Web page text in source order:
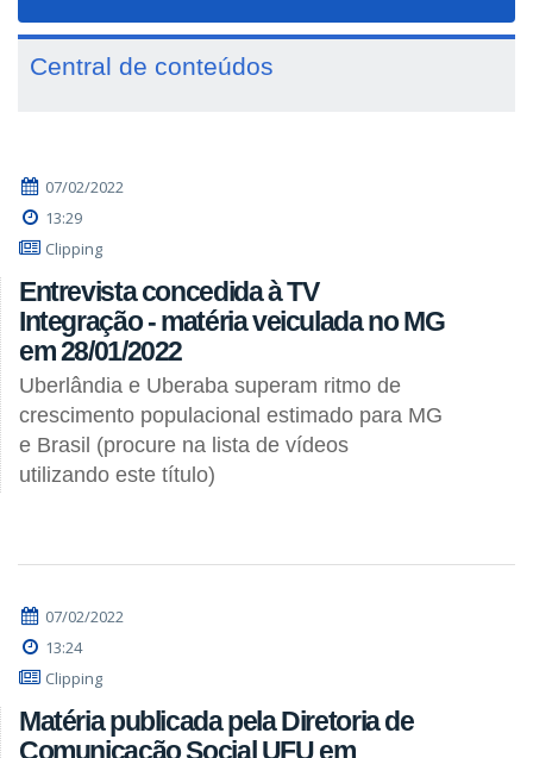
Central de conteúdos
07/02/2022
13:29
Clipping
Entrevista concedida à TV
Integração - matéria veiculada no MG
em 28/01/2022
Uberlândia e Uberaba superam ritmo de
crescimento populacional estimado para MG
e Brasil (procure na lista de vídeos
utilizando este título)
07/02/2022
13:24
Clipping
Matéria publicada pela Diretoria de
Comunicação Social UFU em